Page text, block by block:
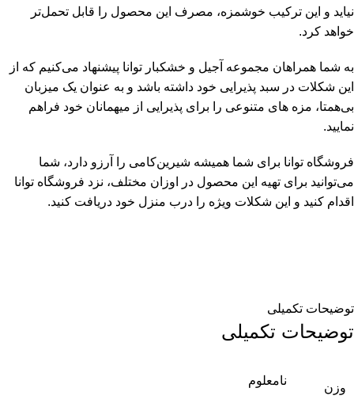
نیاید و این ترکیب خوشمزه، مصرف این محصول را قابل تحمل‌تر
خواهد کرد.
به شما همراهان مجموعه آجیل و خشکبار توانا پیشنهاد می‌کنیم که از
این شکلات در سبد پذیرایی خود داشته باشد و به عنوان یک میزبان
بی‌همتا، مزه های متنوعی را برای پذیرایی از میهمانان خود فراهم
نمایید.
فروشگاه توانا برای شما همیشه شیرین‌کامی را آرزو دارد، شما
می‌توانید برای تهیه این محصول در اوزان مختلف، نزد فروشگاه توانا
اقدام کنید و این شکلات ویژه را درب منزل خود دریافت کنید.
توضیحات تکمیلی
توضیحات تکمیلی
وزن
نامعلوم